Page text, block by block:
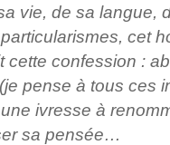
vie, de sa langue,
cet
cette confession :
pense à tous ces
ivresse à
sa pensée…